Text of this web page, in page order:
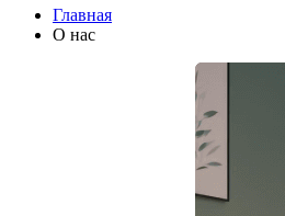
Главная
О нас